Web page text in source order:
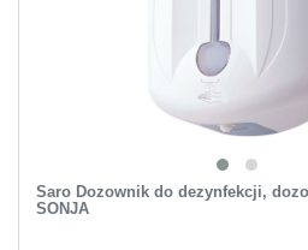
Saro Dozownik do dezynfekcji,
SONJA